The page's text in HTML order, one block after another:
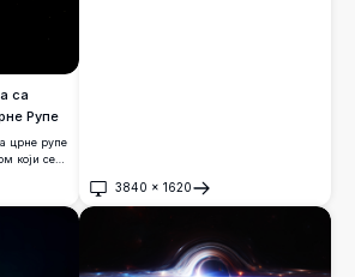
са
Рупе
црне рупе
који се
космичку
3840 × 1620
Отвори